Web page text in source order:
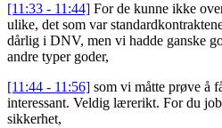
[11:33 - 11:44] For de kunne ikke
ulike, det som var
dårlig i DNV, men vi hadde ganske
andre typer goder,
[11:44 - 11:56] som vi måtte prøve å
interessant. Veldig lærerikt. For du
sikkerhet,